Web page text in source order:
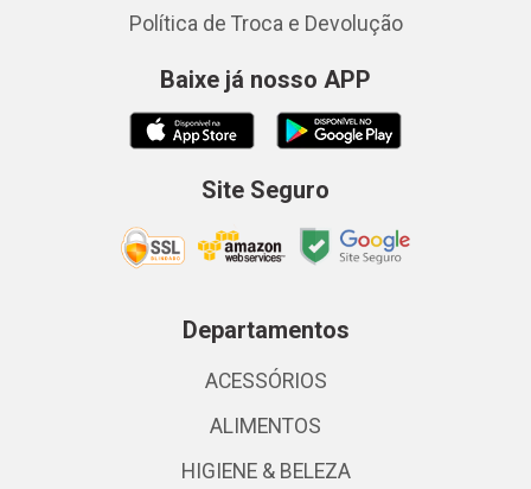
Política de Troca e Devolução
Baixe já nosso APP
Site Seguro
Departamentos
ACESSÓRIOS
ALIMENTOS
HIGIENE & BELEZA